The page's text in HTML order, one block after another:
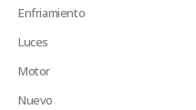
Enfriamiento
Luces
Motor
Nuevo